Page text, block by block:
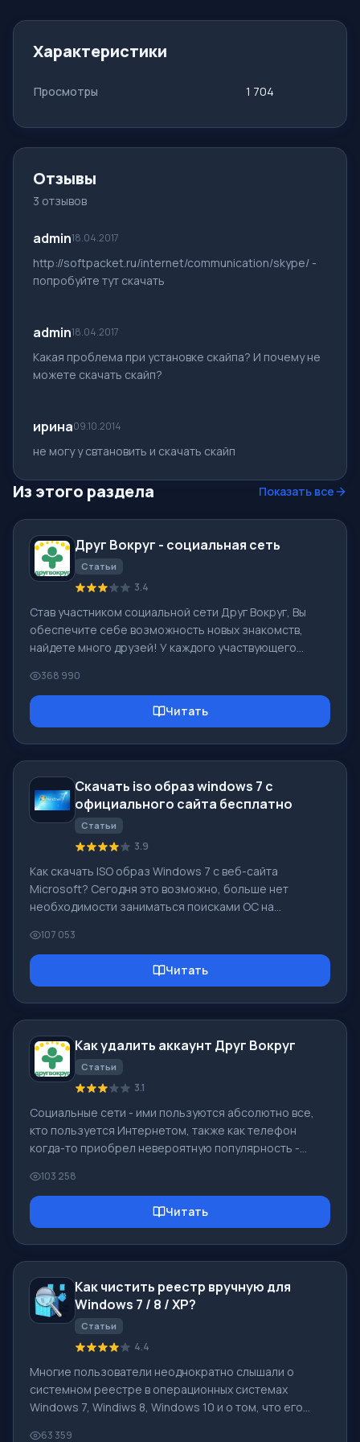
Характеристики
Просмотры 1 704
Отзывы
3 отзывов
admin18.04.2017
http://softpacket.ru/internet/communication/skype/ -
попробуйте тут скачать
admin18.04.2017
Какая проблема при установке скайпа? И почему не
можете скачать скайп?
ирина09.10.2014
не могу у свтановить и скачать скайп
Из этого раздела Показать все
Друг Вокруг - социальная сеть
Статьи
3.4
Став участником социальной сети Друг Вокруг, Вы
обеспечите себе возможность новых знакомств,
найдете много друзей! У каждого участвующего
подруг, просто новых знакомых в этой сети!
Благодаря скромному приложению можно часто
общаться с друзьями на общую тематику! Используя
скачать программу и стать пользователем
программы Друг Вокр
368 990
Читать
Скачать iso образ windows 7 с
официального сайта бесплатно
Статьи
3.9
Как скачать ISO образ Windows 7 с веб-сайта
Microsoft? Сегодня это возможно, больше нет
необходимости заниматься поисками ОС на
компьютер вирусом. В Сети есть много разных
сборок данной операционной системы. Лучше всего
оригинальный ISO образ Windows 7 скачать, так как
По ссылке https://www.microsoft.com/ru-ru/
107 053
Читать
Как удалить аккаунт Друг Вокруг
Статьи
3.1
Социальные сети - ими пользуются абсолютно все,
кто пользуется Интернетом, также как телефон
когда-то приобрел невероятную популярность -
всеобщей популярностью. [toc] Возможно в
ближайшем будущем у каждого жителя Земли будет
свой аккаунт в той, или иной социальной сети. Как
является и Социальная Сеть Друг Вокруг - в кото
103 258
Читать
Как чистить реестр вручную для
Windows 7 / 8 / XP?
Статьи
4.4
Многие пользователи неоднократно слышали о
системном реестре в операционных системах
Windows 7, Windiws 8, Windows 10 и о том, что его
63 359